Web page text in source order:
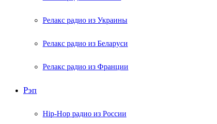
Релакс радио из Украины
Релакс радио из Беларуси
Релакс радио из Франции
Рэп
Hip-Hop радио из России